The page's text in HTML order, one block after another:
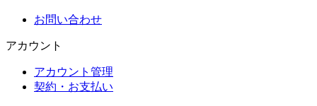
お問い合わせ
アカウント
アカウント管理
契約・お支払い